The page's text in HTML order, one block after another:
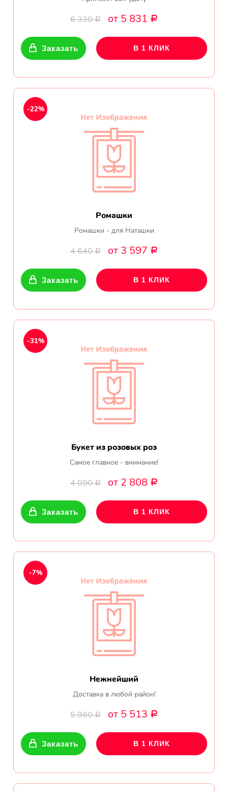
6 330Р от 5 831 Р
Заказать В 1 КЛИК
Ромашки
Ромашки - для Наташки
4 640Р от 3 597 Р
-22%
Заказать В 1 КЛИК
Букет из розовых роз
Самое главное - внимание!
4 090Р от 2 808 Р
-31%
Заказать В 1 КЛИК
Нежнейший
Доставка в любой район!
5 980Р от 5 513 Р
-7%
Заказать В 1 КЛИК